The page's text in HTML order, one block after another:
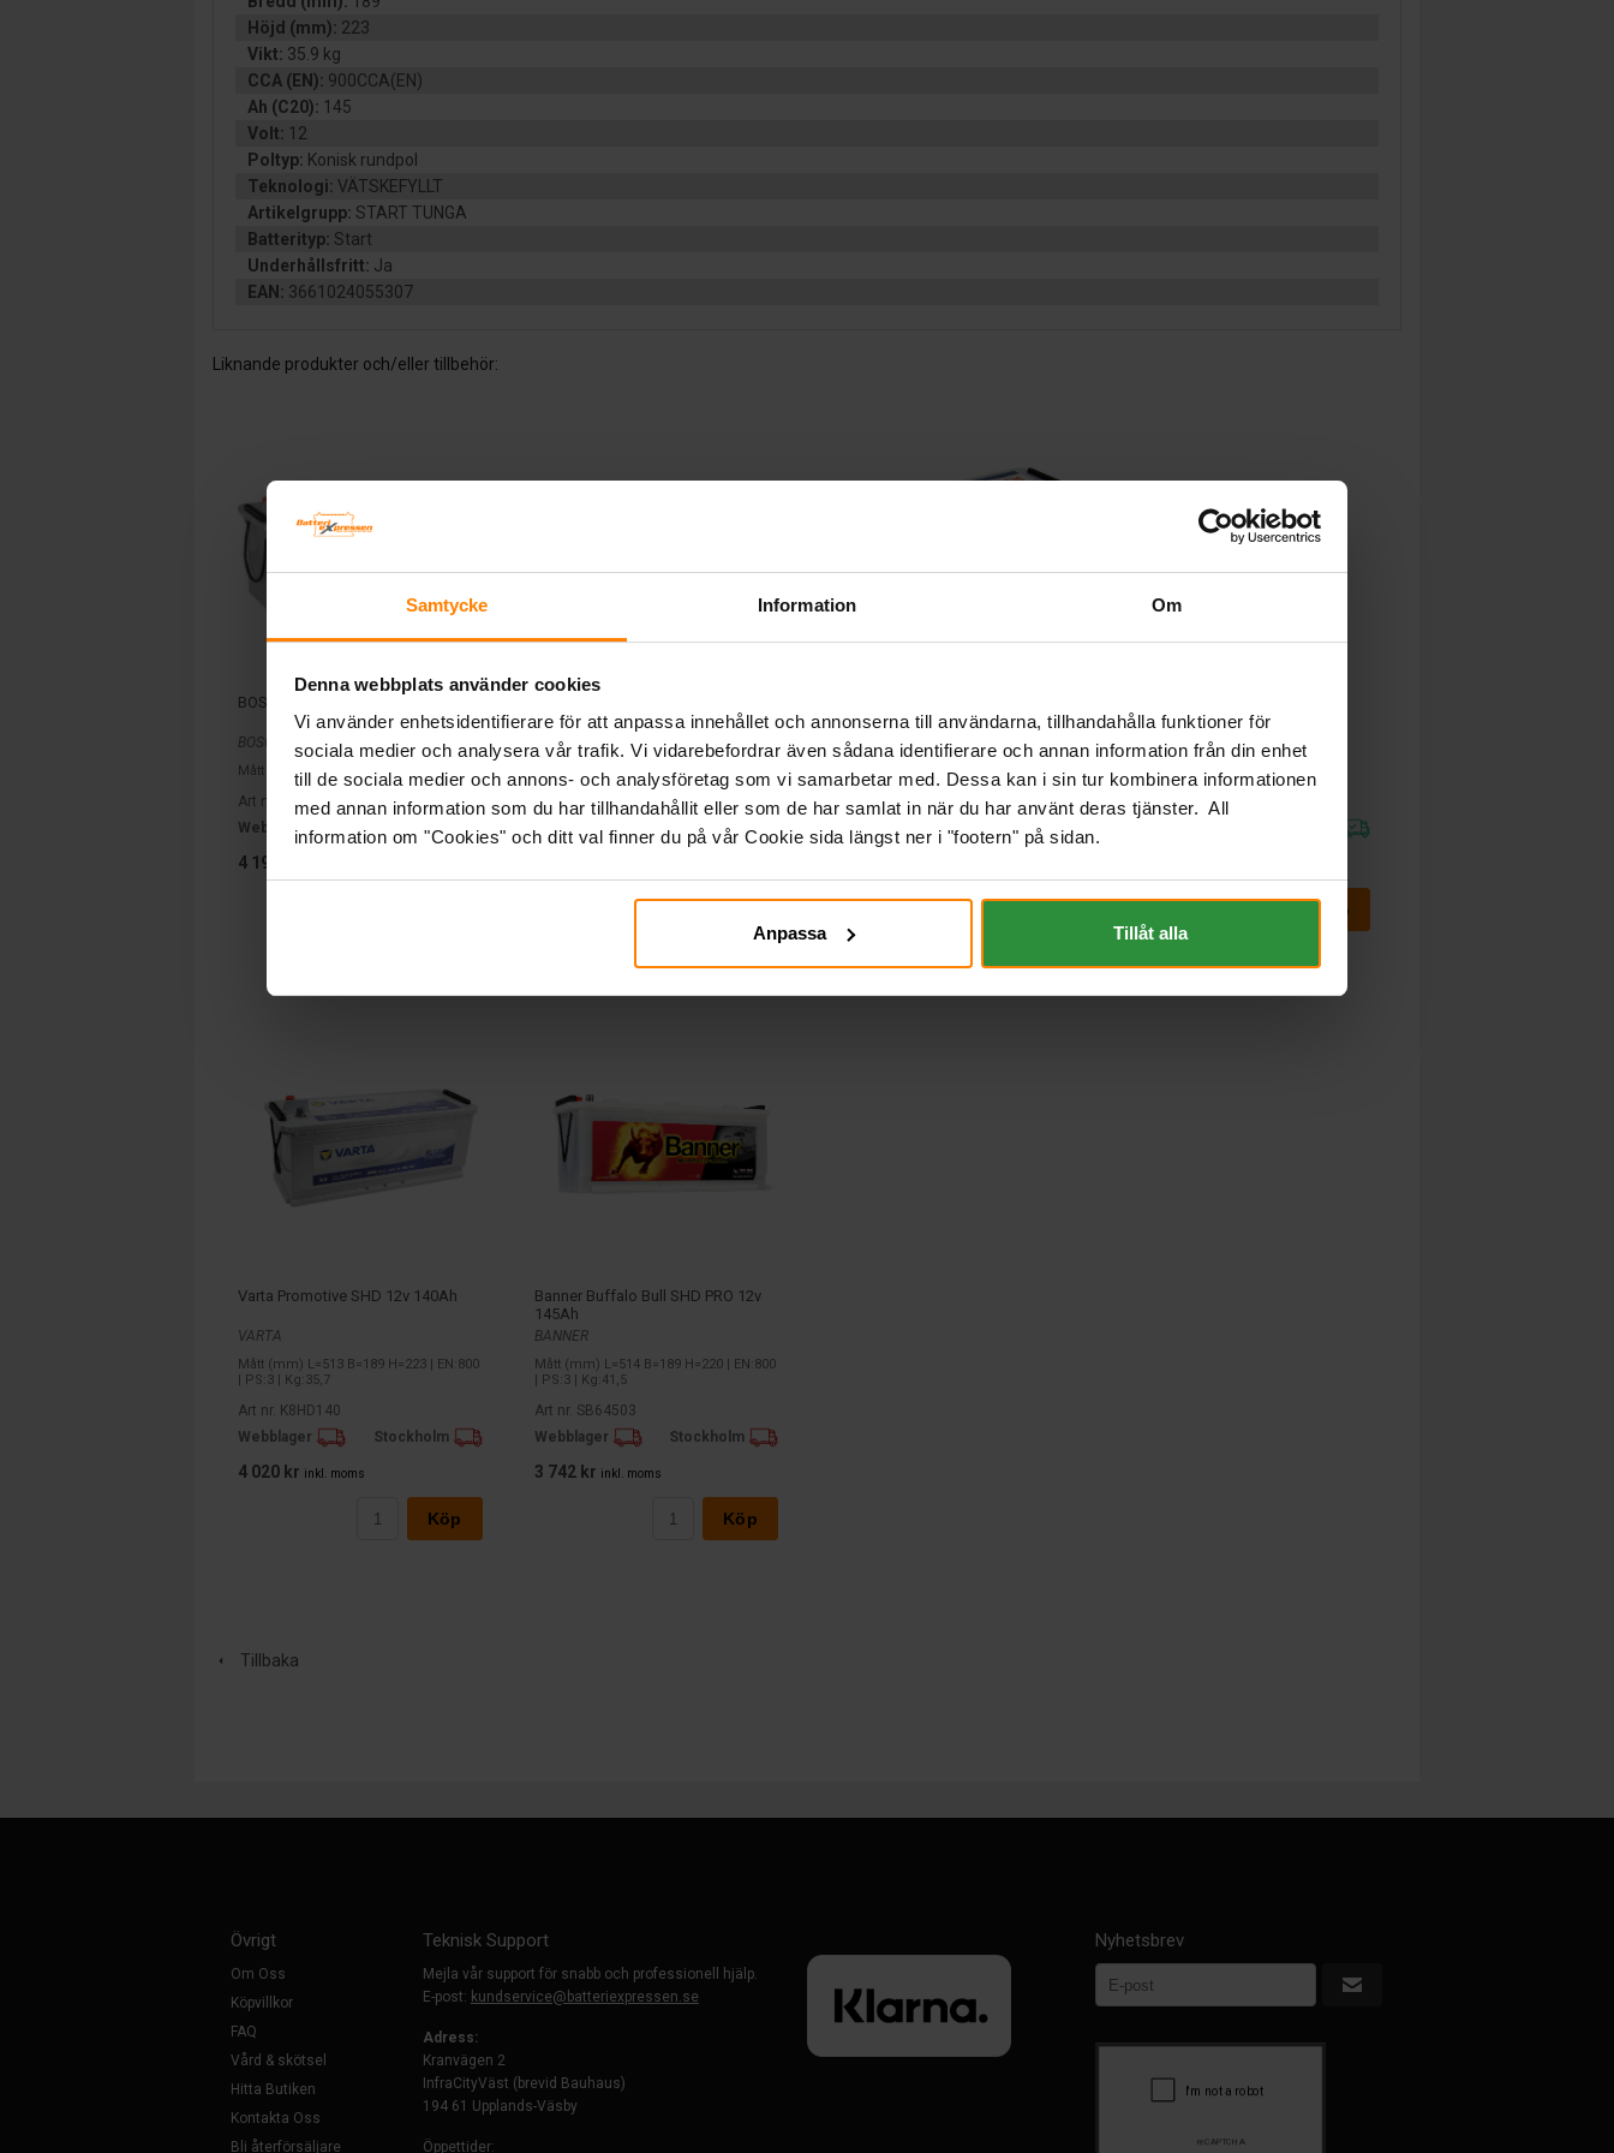
Samtycke Information Om
Denna webbplats använder cookies
Vi använder enhetsidentifierare för att anpassa innehållet och annonserna till användarna, tillhandahålla funktioner för
sociala medier och analysera vår trafik. Vi vidarebefordrar även sådana identifierare och annan information från din enhet
till de sociala medier och annons- och analysföretag som vi samarbetar med. Dessa kan i sin tur kombinera informationen
med annan information som du har tillhandahållit eller som de har samlat in när du har använt deras tjänster. All
information om "Cookies" och ditt val finner du på vår Cookie sida längst ner i "footern" på sidan.
Anpassa Tillåt alla
Höjd (mm): 223
Vikt: 35.9 kg
CCA (EN): 900CCA(EN)
Ah (C20): 145
Volt: 12
Poltyp: Konisk rundpol
Teknologi: VÄTSKEFYLLT
Artikelgrupp: START TUNGA
Batterityp: Start
Underhållsfritt: Ja
EAN: 3661024055307
Liknande produkter och/eller tillbehör:
BOSCH 12V 140Ah - Fritidsbatteri
BOSCH
Mått (mm) L= 513 B= 189 H= 223
Art nr. L5075
Webblager
Stockholm
4 199 kr
BOSCH
Mått (mm) L= 513 B= 189 H= 223
Art nr. T5075
Webblager
Stockholm
BOSCH
Mått (mm) L= 513 B= 189 H= 223
Art nr. T4076
Webblager
Stockholm
140Ah TE1403
TUDOR
Mått (mm) L= 513 B= 189 H= 223
Art nr. TE1403
Köp
Varta Promotive SHD 12v 140Ah
VARTA
Mått (mm) L=513 B=189 H=223 | EN:800
| PS:3 | Kg:35,7
Art nr. K8HD140
Webblager
Stockholm
4 020 kr inkl. moms
Köp
Banner Buffalo Bull SHD PRO 12v
145Ah
BANNER
Mått (mm) L=514 B=189 H=220 | EN:800
| PS:3 | Kg:41,5
Art nr. SB64503
Webblager
Stockholm
3 742 kr inkl. moms
Köp
Tillbaka
Övrigt
Om Oss
Köpvillkor
FAQ
Vård & skötsel
Hitta Butiken
Kontakta Oss
Bli återförsäljare
Teknisk Support
Mejla vår support för snabb och professionell hjälp.
E-post: kundservice@batteriexpressen.se
Adress:
Kranvägen 2
InfraCityVäst (brevid Bauhaus)
194 61 Upplands-Väsby
Öppettider:
Nyhetsbrev